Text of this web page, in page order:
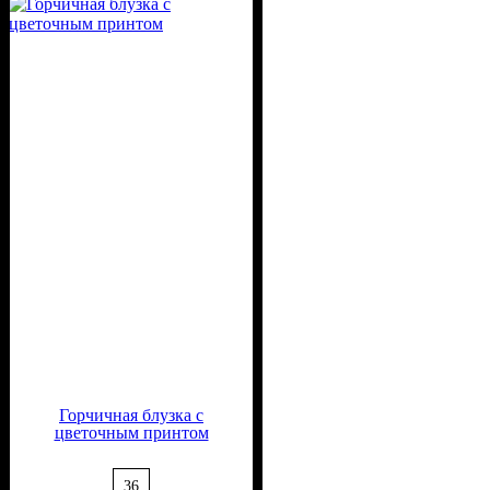
Горчичная блузка с
цветочным принтом
36